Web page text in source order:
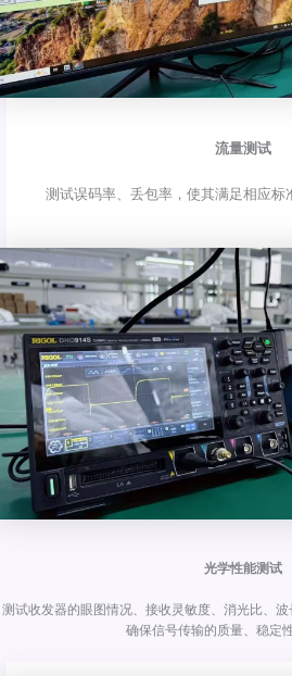
流量测试
测试误码率、丢包率，使其满足相应标
光学性能测试
测试收发器的眼图情况、接收灵敏度、消光比、
确保信号传输的质量、稳定